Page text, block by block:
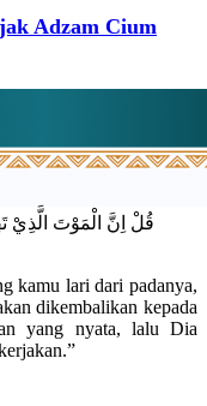
Adzam Cium
قُلْ اِنَّ الْمَوْتَ الَّذِيْ
kamu lari dari padanya,
dikembalikan kepada
yang nyata, lalu Dia